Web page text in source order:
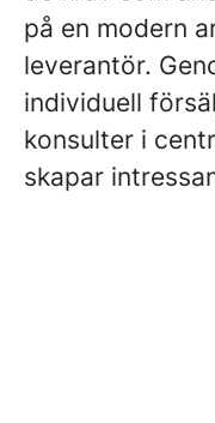
på en modern
leverantör.
individuell
konsulter i
skapar